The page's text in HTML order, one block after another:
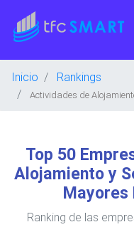
Inicio Rankings
Actividades de
Top 50
Alojamiento y
Mayores
Ranking de las